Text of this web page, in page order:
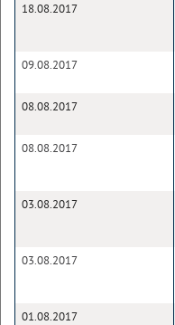
18.08.2017
09.08.2017
08.08.2017
08.08.2017
03.08.2017
03.08.2017
01.08.2017